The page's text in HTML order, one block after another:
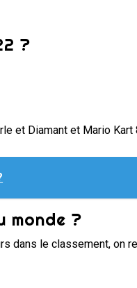
?
et Diamant et Mario Kart
monde ?
dans le classement, on